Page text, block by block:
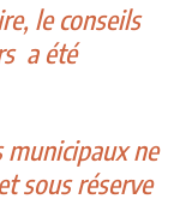
le conseils
a été
municipaux ne
sous réserve